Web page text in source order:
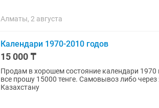
Алматы, 2 августа
Календари 1970-2010 годов
15 000 ₸
Продам в хорошем состояние календари
все прошу 15000 тенге. Самовывоз либо
Казахстану